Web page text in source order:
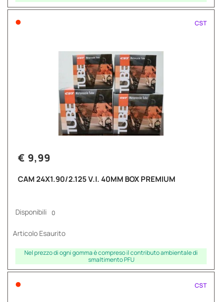
• CST
€ 9,99
CAM 24X1.90/2.125 V.I. 40MM BOX PREMIUM
Disponibili 0
Articolo Esaurito
Nel prezzo di ogni gomma è compreso il contributo ambientale di
smaltimento PFU
• CST